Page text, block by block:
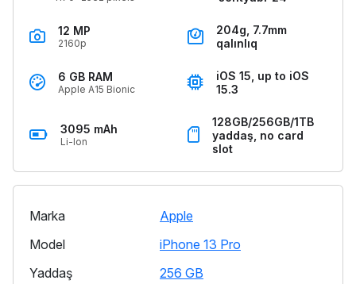
12 MP
2160p
204g, 7.7mm
qalınlıq
6 GB RAM
Apple A15 Bionic
iOS 15, up to iOS
15.3
3095 mAh
Li-Ion
128GB/256GB/1TB
yaddaş, no card
slot
Marka
Apple
Model
iPhone 13 Pro
Yaddaş
256 GB